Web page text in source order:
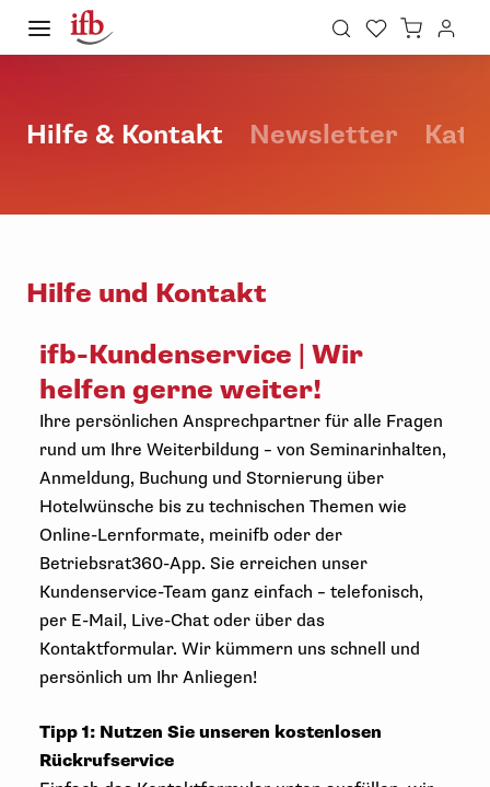
Hilfe & Kontakt Newsletter
Hilfe und Kontakt
ifb-Kundenservice | Wir
helfen gerne weiter!
Ihre persönlichen Ansprechpartner für alle Fragen
rund um Ihre Weiterbildung – von Seminarinhalten,
Anmeldung, Buchung und Stornierung über
Hotelwünsche bis zu technischen Themen wie
Online-Lernformate, meinifb oder der
Betriebsrat360-App. Sie erreichen unser
Kundenservice-Team ganz einfach – telefonisch,
per E-Mail, Live-Chat oder über das
Kontaktformular. Wir kümmern uns schnell und
persönlich um Ihr Anliegen!
Tipp 1: Nutzen Sie unseren kostenlosen
Rückrufservice